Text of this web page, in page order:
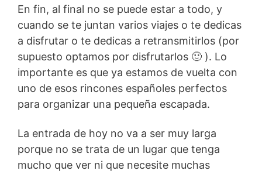
En fin, al final no se puede estar a todo, y
cuando se te juntan varios viajes o te dedicas
a disfrutar o te dedicas a retransmitirlos (por
supuesto optamos por disfrutarlos 🙂 ). Lo
importante es que ya estamos de vuelta con
uno de esos rincones españoles perfectos
para organizar una pequeña escapada.
La entrada de hoy no va a ser muy larga
porque no se trata de un lugar que tenga
mucho que ver ni que necesite muchas